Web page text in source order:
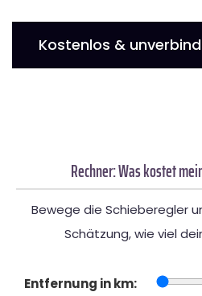
Kostenlos &
Rechner: Was kostet
Bewege die Schieberegler
Schätzung, wie viel
Entfernung in km: